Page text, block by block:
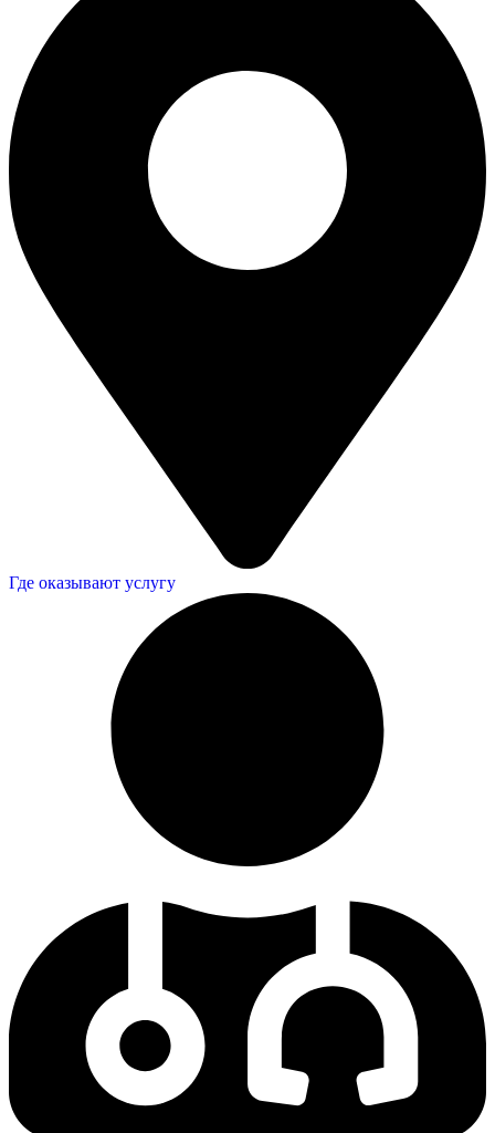
Где оказывают услугу